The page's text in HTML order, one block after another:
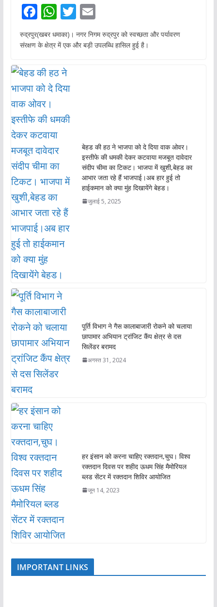
F
ac
e
o
o
k
W
h
at
A
p
T
w
itt
E
m
ai
रुद्रपुर(खबर धमाका)। नगर निगम रुद्रपुर को स्वच्छता और पर्यावरण
संरक्षण के क्षेत्र में एक और बड़ी उपलब्धि हासिल हुई है।
बेहड की हठ ने भाजपा को दे दिया वाक ओवर।
इस्तीफे की धमकी देकर कटवाया मजबूत दावेदार
संदीप चीमा का टिकट। भाजपा में खुशी,बेहड का
आभार जता रहे हैं भाजपाई।अब हार हुई तो
हाईकमान को क्या मुंह दिखायेंगे बेहड।
जुलाई 5, 2025
पूर्ति विभाग ने गैस कालाबाजारी रोकने को चलाया
छापामार अभियान ट्रांजिट कैंप क्षेत्र से दस
सिलेंडर बरामद
अगस्त 31, 2024
हर इंसान को करना चाहिए रक्तदान,चुघ। विश्व
रक्तदान दिवस पर शहीद ऊधम सिंह मैमोरियल
ब्लड सेंटर में रक्तदान शिविर आयोजित
जून 14, 2023
IMPORTANT LINKS